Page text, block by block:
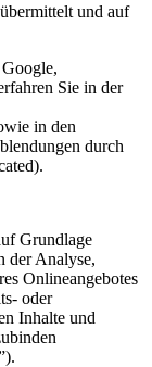
und auf
Sie in der
in den
durch
Grundlage
der Analyse,
Onlineangebotes
oder
Inhalte und